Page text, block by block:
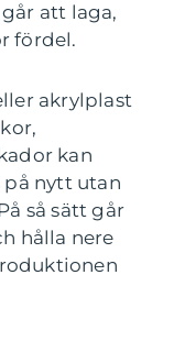
att laga,
fördel.
akrylplast
kan
på nytt utan
så sätt går
hålla nere